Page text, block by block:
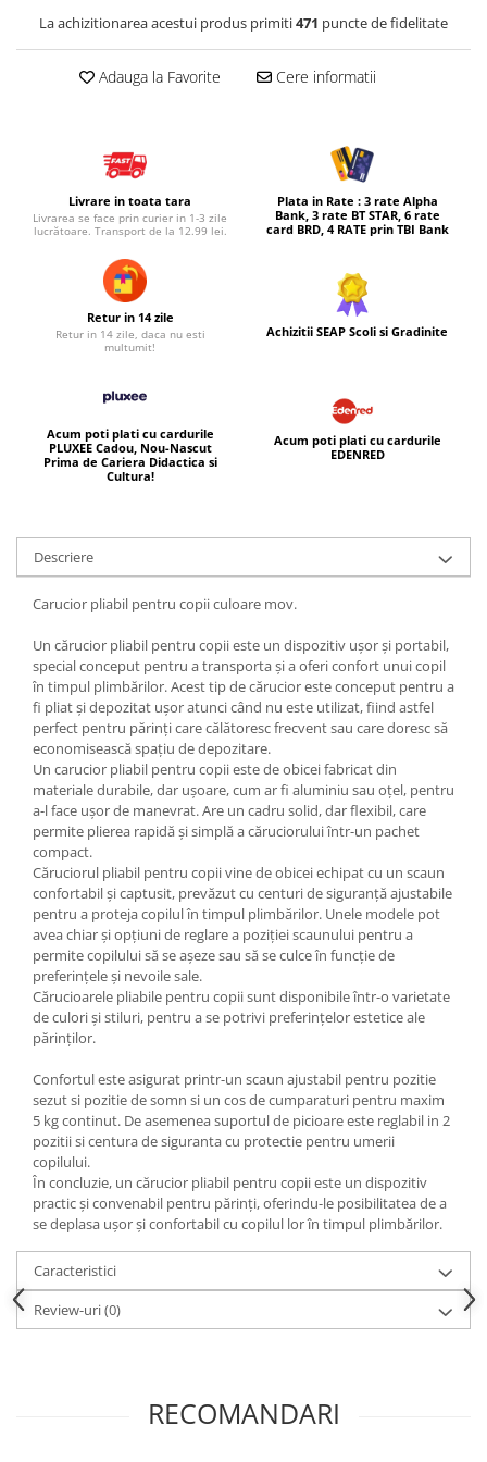
Micul explorator
Tarc joaca copii
Tarc joaca bebe
Tarc joaca cu bile
La achizitionarea acestui produs primiti471 puncte de fidelitate
Adauga la Favorite Cere informatii
Livrare in toata tara
Livrarea se face prin curier in 1-3 zile
lucrătoare. Transport de la 12.99 lei.
Plata in Rate : 3 rate Alpha
Bank, 3 rate BT STAR, 6 rate
card BRD, 4 RATE prin TBI Bank
Retur in 14 zile
Retur in 14 zile, daca nu esti
multumit!
Achizitii SEAP Scoli si Gradinite
Acum poti plati cu cardurile
PLUXEE Cadou, Nou-Nascut
Prima de Cariera Didactica si
Cultura!
Acum poti plati cu cardurile
EDENRED
Descriere
Carucior pliabil pentru copii culoare mov.
Un cărucior pliabil pentru copii este un dispozitiv ușor și portabil,
special conceput pentru a transporta și a oferi confort unui copil
în timpul plimbărilor. Acest tip de cărucior este conceput pentru a
fi pliat și depozitat ușor atunci când nu este utilizat, fiind astfel
perfect pentru părinți care călătoresc frecvent sau care doresc să
economisească spațiu de depozitare.
Un carucior pliabil pentru copii este de obicei fabricat din
materiale durabile, dar ușoare, cum ar fi aluminiu sau oțel, pentru
a-l face ușor de manevrat. Are un cadru solid, dar flexibil, care
permite plierea rapidă și simplă a căruciorului într-un pachet
compact.
Căruciorul pliabil pentru copii vine de obicei echipat cu un scaun
confortabil și captusit, prevăzut cu centuri de siguranță ajustabile
pentru a proteja copilul în timpul plimbărilor. Unele modele pot
avea chiar și opțiuni de reglare a poziției scaunului pentru a
permite copilului să se așeze sau să se culce în funcție de
preferințele și nevoile sale.
Cărucioarele pliabile pentru copii sunt disponibile într-o varietate
de culori și stiluri, pentru a se potrivi preferințelor estetice ale
părinților.
Confortul este asigurat printr-un scaun ajustabil pentru pozitie
sezut si pozitie de somn si un cos de cumparaturi pentru maxim
5 kg continut. De asemenea suportul de picioare este reglabil in 2
pozitii si centura de siguranta cu protectie pentru umerii
copilului.
În concluzie, un cărucior pliabil pentru copii este un dispozitiv
practic și convenabil pentru părinți, oferindu-le posibilitatea de a
se deplasa ușor și confortabil cu copilul lor în timpul plimbărilor.
Caracteristici
Review-uri(0)
RECOMANDARI